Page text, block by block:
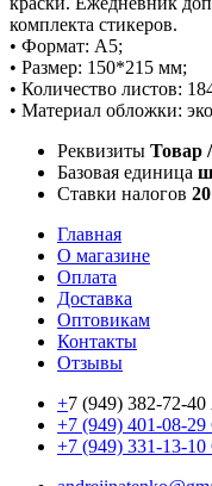
комплекта стикеров.
• Формат: А5;
• Размер: 150*215 мм;
• Количество листов:
• Материал обложки:
Реквизиты Товар
Базовая единица
Ставки налогов 20
Главная
О магазине
Оплата
Доставка
Оптовикам
Контакты
Отзывы
+7 (949) 382-72-
+7 (949) 401-08-29
+7 (949) 331-13-